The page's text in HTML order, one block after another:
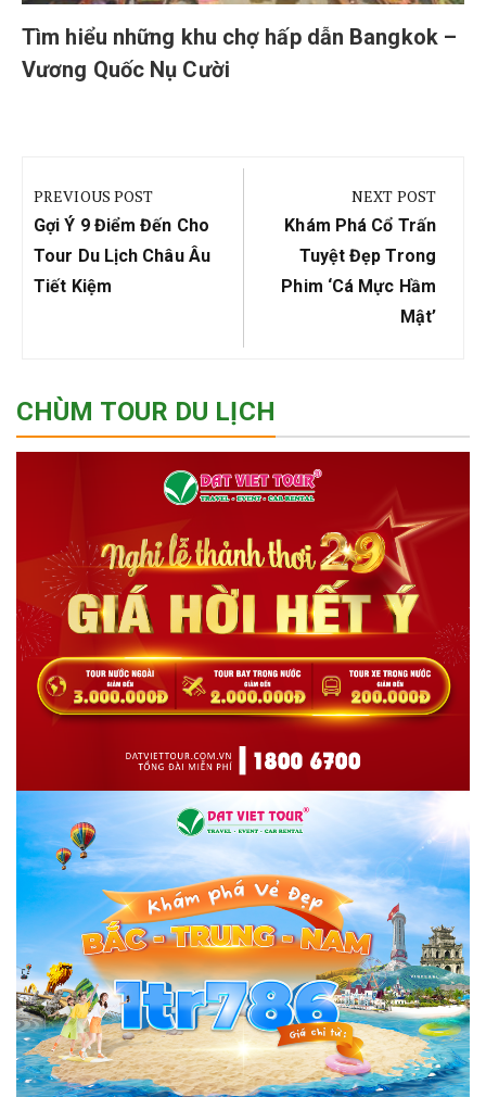
Tìm hiểu những khu chợ hấp dẫn Bangkok –
Vương Quốc Nụ Cười
hướng
bài
viết
PREVIOUS POST
Previous
Post:
Gợi Ý 9 Điểm Đến Cho
Tour Du Lịch Châu Âu
Tiết Kiệm
NEXT POST
Next
Post:
Khám Phá Cổ Trấn
Tuyệt Đẹp Trong
Phim ‘Cá Mực Hầm
Mật’
CHÙM TOUR DU LỊCH